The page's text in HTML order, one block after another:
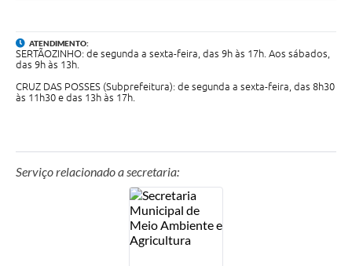
ATENDIMENTO:
SERTÃOZINHO: de segunda a sexta-feira, das 9h às 17h. Aos sábados,
das 9h às 13h.
CRUZ DAS POSSES (Subprefeitura): de segunda a sexta-feira, das 8h30
às 11h30 e das 13h às 17h.
Serviço relacionado a secretaria: